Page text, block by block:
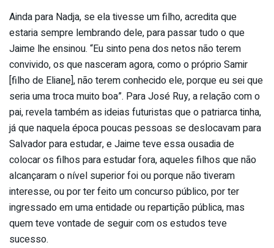
Ainda para Nadja, se ela tivesse um filho, acredita que
estaria sempre lembrando dele, para passar tudo o que
Jaime lhe ensinou. “Eu sinto pena dos netos não terem
convivido, os que nasceram agora, como o próprio Samir
[filho de Eliane], não terem conhecido ele, porque eu sei que
seria uma troca muito boa”. Para José Ruy, a relação com o
pai, revela também as ideias futuristas que o patriarca tinha,
já que naquela época poucas pessoas se deslocavam para
Salvador para estudar, e Jaime teve essa ousadia de
colocar os filhos para estudar fora, aqueles filhos que não
alcançaram o nível superior foi ou porque não tiveram
interesse, ou por ter feito um concurso público, por ter
ingressado em uma entidade ou repartição pública, mas
quem teve vontade de seguir com os estudos teve
sucesso.